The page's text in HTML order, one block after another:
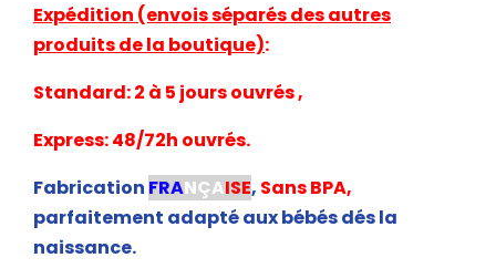
Expédition (envois séparés des autres
produits de la boutique):
Standard: 2 à 5 jours ouvrés ,
Express: 48/72h ouvrés.
Fabrication FRANÇAISE, Sans BPA,
parfaitement adapté aux bébés dés la
naissance.